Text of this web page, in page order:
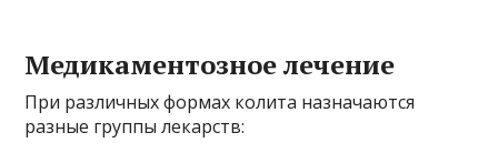
Медикаментозное лечение
При различных формах колита назначаются
разные группы лекарств: